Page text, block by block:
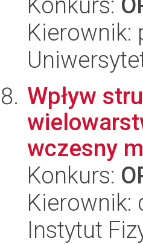
Kierownik:
Wpływ
wczesny
Konkurs:
Kierownik:
Instytut